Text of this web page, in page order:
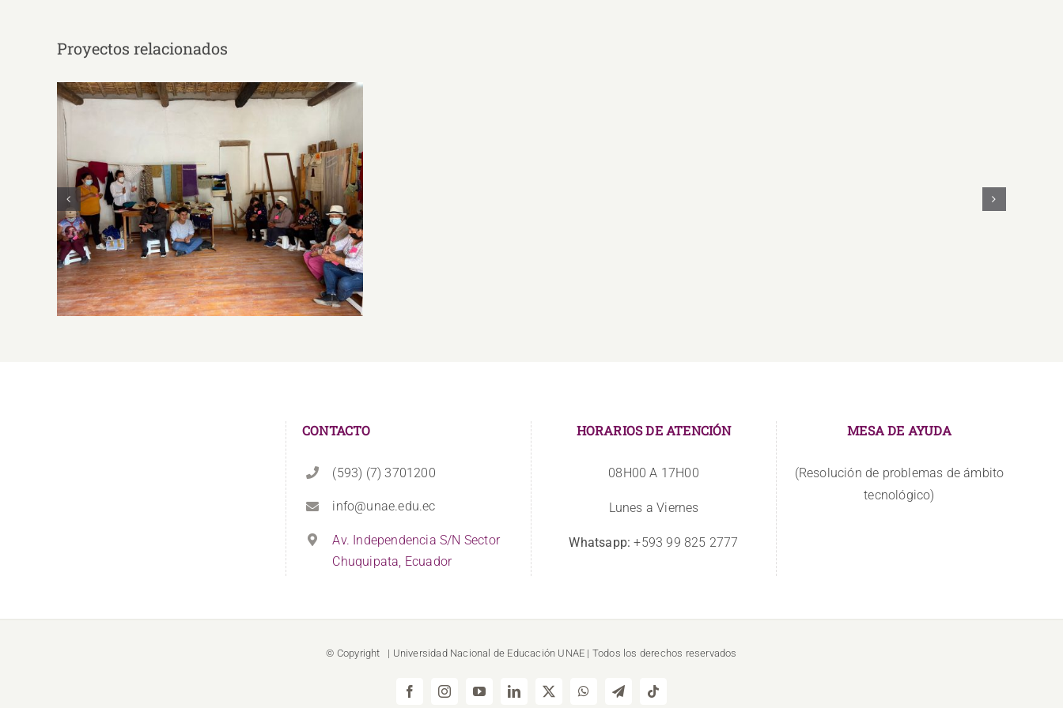
Proyectos relacionados
PAH-CRE-ARTES Procesos educativos-
artísticos-culturales para promover la
expresión y el diálogo de saberes
CONTACTO
(593) (7) 3701200
info@unae.edu.ec
Av. Independencia S/N Sector
Chuquipata, Ecuador
HORARIOS DE ATENCIÓN
08H00 A 17H00
Lunes a Viernes
Whatsapp: +593 99 825 2777
MESA DE AYUDA
(Resolución de problemas de ámbito
tecnológico)
© Copyright | Universidad Nacional de Educación UNAE | Todos los derechos reservados
FacebookInstagramYouTubeLinkedIn
X WhatsAppTelegramTiktok